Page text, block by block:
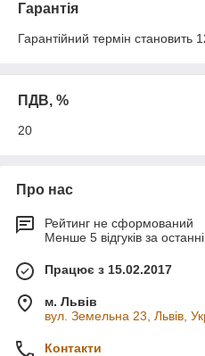
Гарантія
Гарантійний термін становить
ПДВ, %
20
Про нас
Рейтинг не сформований
Менше 5 відгуків за
Працює з 15.02.2017
м. Львів
вул. Земельна 23, Львів,
Контакти